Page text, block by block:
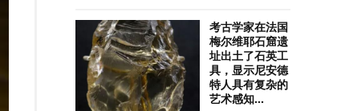
考古学家在法国
梅尔维耶石窟遗
址出土了石英工
具，显示尼安德
特人具有复杂的
艺术感知...